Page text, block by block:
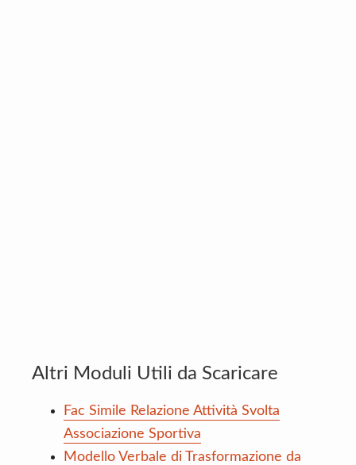
Altri Moduli Utili da Scaricare
Fac Simile Relazione Attività Svolta
Associazione Sportiva
Modello Verbale di Trasformazione da